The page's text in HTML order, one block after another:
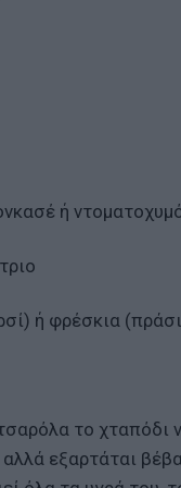
ή
ή φρέσκια
το χταπόδι
εξαρτάται